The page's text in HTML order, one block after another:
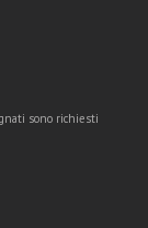
sono richiesti